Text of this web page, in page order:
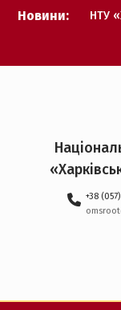
Перейти
Новини:
НТУ
ХПІ
+38